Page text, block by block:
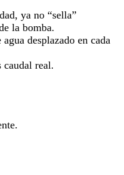
ya no “sella”
la bomba.
desplazado en cada
caudal real.